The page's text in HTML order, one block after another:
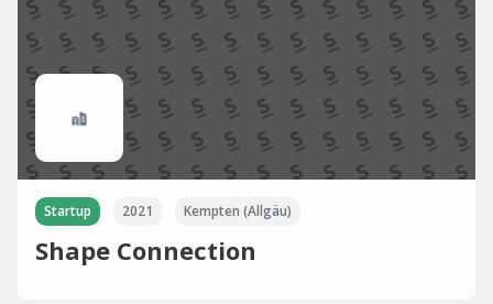
Startup 2021 Kempten (Allgäu)
Shape Connection